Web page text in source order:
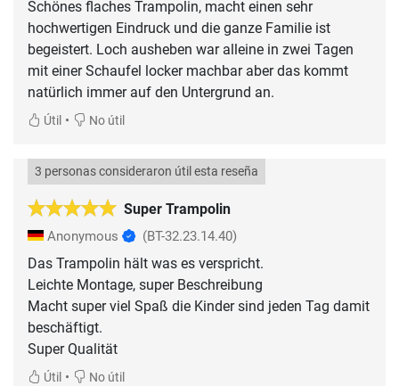
Schönes flaches Trampolin, macht einen sehr
hochwertigen Eindruck und die ganze Familie ist
begeistert. Loch ausheben war alleine in zwei Tagen
mit einer Schaufel locker machbar aber das kommt
natürlich immer auf den Untergrund an.
Útil • No útil
Super Trampolin
3 personas consideraron útil esta reseña
Anonymous (BT-32.23.14.40)
Das Trampolin hält was es verspricht.
Leichte Montage, super Beschreibung
Macht super viel Spaß die Kinder sind jeden Tag damit
beschäftigt.
Super Qualität
Útil • No útil